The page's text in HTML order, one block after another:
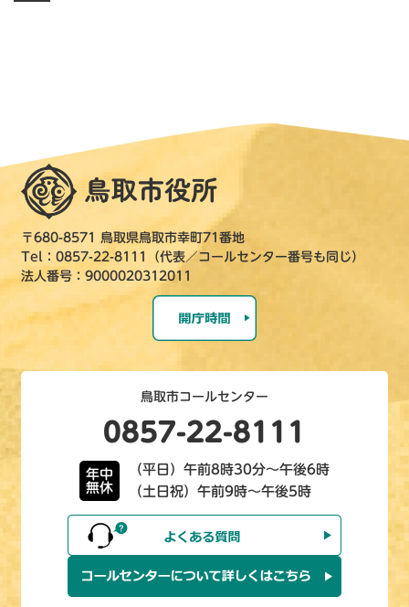
〒680-8571 鳥取県鳥取市幸町71番地
Tel：0857-22-8111（代表／コールセンター番号も同じ）
法人番号：9000020312011
鳥取市コールセンター
0857-22-8111
年中
無休
（平日）午前8時30分～午後6時
（土日祝）午前9時～午後5時